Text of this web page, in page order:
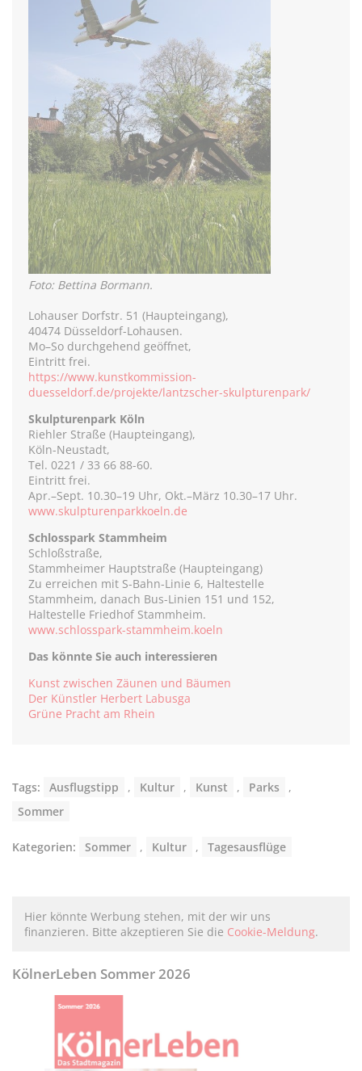
Foto: Bettina Bormann.
Lohauser Dorfstr. 51 (Haupteingang),
40474 Düsseldorf-Lohausen.
Mo–So durchgehend geöffnet,
Eintritt frei.
https://www.kunstkommission-
duesseldorf.de/projekte/lantzscher-skulpturenpark/
Skulpturenpark Köln
Riehler Straße (Haupteingang),
Köln-Neustadt,
Tel. 0221 / 33 66 88-60.
Eintritt frei.
Apr.–Sept. 10.30–19 Uhr, Okt.–März 10.30–17 Uhr.
www.skulpturenparkkoeln.de
Schlosspark Stammheim
Schloßstraße,
Stammheimer Hauptstraße (Haupteingang)
Zu erreichen mit S-Bahn-Linie 6, Haltestelle
Stammheim, danach Bus-Linien 151 und 152,
Haltestelle Friedhof Stammheim.
www.schlosspark-stammheim.koeln
Das könnte Sie auch interessieren
Kunst zwischen Zäunen und Bäumen
Der Künstler Herbert Labusga
Grüne Pracht am Rhein
Tags: Ausflugstipp , Kultur , Kunst , Parks
,
Sommer
Kategorien: Sommer , Kultur , Tagesausflüge
Hier könnte Werbung stehen, mit der wir uns
finanzieren. Bitte akzeptieren Sie die Cookie-Meldung.
KölnerLeben Sommer 2026